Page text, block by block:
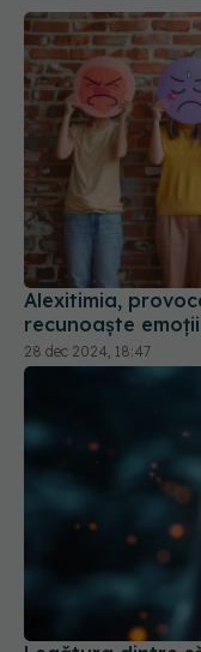
Alexitimia,
recunoaște
28 dec 2024, 18:47